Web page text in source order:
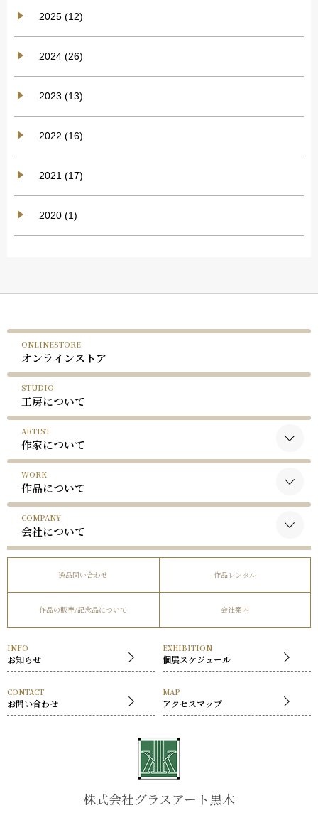
2025 (12)
2024 (26)
2023 (13)
2022 (16)
2021 (17)
2020 (1)
ONLINESTORE
オンラインストア
STUDIO
工房について
ARTIST
作家について
黒木国昭について
谷口榮について
略歴
受賞歴
WORK
作品について
黒木国昭の作品
谷口榮の作品
COMPANY
会社について
社長挨拶
逸品問い合わせ 作品レンタル
作品の販売/記念品について 会社案内
INFO
お知らせ
EXHIBITION
個展スケジュール
CONTACT
お問い合わせ
MAP
アクセスマップ
株式会社グラスアート黒木